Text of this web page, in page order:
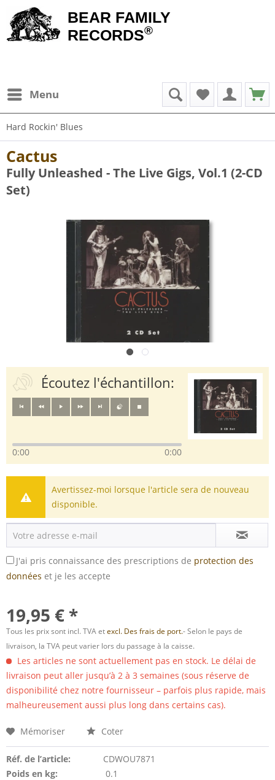
BEAR FAMILY
RECORDS®
Menu
Hard Rockin' Blues
Cactus
Fully Unleashed - The Live Gigs, Vol.1 (2-CD
Set)
Écoutez l'échantillon:
0:00 0:00
Avertissez-moi lorsque l'article sera de nouveau
disponible.
J'ai pris connaissance des prescriptions de protection des
données et je les accepte
19,95 € *
Tous les prix sont incl. TVA etexcl. Des frais de port.- Selon le pays de
livraison, la TVA peut varier lors du passage à la caisse.
Les articles ne sont actuellement pas en stock. Le délai de
livraison peut aller jusqu’à 2 à 3 semaines (sous réserve de
disponibilité chez notre fournisseur – parfois plus rapide, mais
malheureusement aussi plus long dans certains cas).
Mémoriser Coter
Réf. de l’article:
CDWOU7871
Poids en kg:
0.1